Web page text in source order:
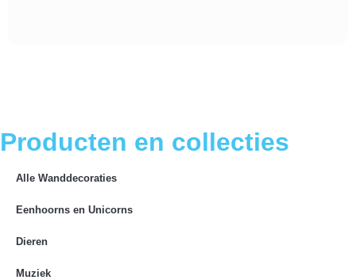
Producten en collecties
Alle Wanddecoraties
Eenhoorns en Unicorns
Dieren
Muziek